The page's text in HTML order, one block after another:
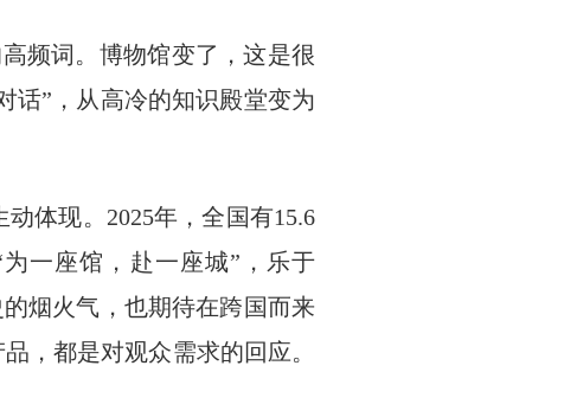
频词。博物馆变了，这是很
话”，从高冷的知识殿堂变为
体现。2025年，全国有15.6
一座馆，赴一座城”，乐于
烟火气，也期待在跨国而来
，都是对观众需求的回应。